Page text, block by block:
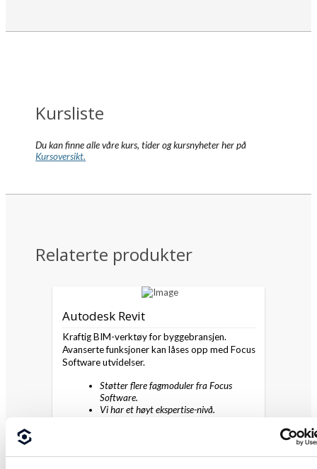
Kursliste
Du kan finne alle våre kurs, tider og kursnyheter her på
Kursoversikt.
Relaterte produkter
Autodesk Revit
Kraftig BIM-verktøy for byggebransjen.
Avanserte funksjoner kan låses opp med Focus
Software utvidelser.
Støtter flere fagmoduler fra Focus
Software.
Vi har et høyt ekspertise-nivå.